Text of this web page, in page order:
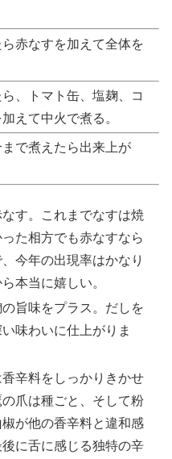
赤なすを加えて全体を
、トマト缶、塩麹、コ
えて中火で煮る。
で煮えたら出来上が
す。これまでなすは焼
た相方でも赤なすなら
今年の出現率はかなり
本当に嬉しい。
旨味をプラス。だしを
味わいに仕上がりま
辛料をしっかりきかせ
爪は種ごと、そして粉
が他の香辛料と違和感
に舌に感じる独特の辛